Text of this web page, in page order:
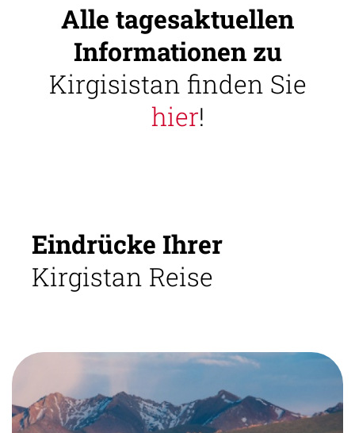
Alle tagesaktuellen
Informationen zu
Kirgisistan finden Sie
hier!
Eindrücke Ihrer
Kirgistan Reise